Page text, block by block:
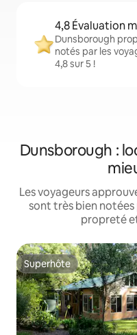
4,8 Évaluation
Dunsborough
notés par les
4,8 sur 5 !
Dunsborough :
Les voyageurs
sont très bien
propreté
Superhôte
Superhôte